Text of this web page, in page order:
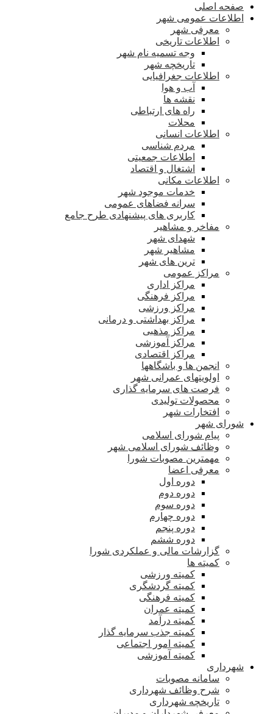
صفحه اصلی
اطلاعات عمومی شهر
معرفی شهر
اطلاعات تاریخی
وجه تسمیه نام شهر
تاریخچه شهر
اطلاعات جغرافیایی
آب و هوا
نقشه ها
راه های ارتباطی
محلات
اطلاعات انسانی
مردم شناسی
اطلاعات جمعیتی
اشتغال و اقتصاد
اطلاعات مکانی
خدمات موجود شهر
سرانه فضاهای عمومی
کاربری های پیشنهادی طرح جامع
مفاخر و مشاهیر
شهدای شهر
مشاهیر شهر
ترین های شهر
مراکز عمومی
مراکز اداری
مراکز فرهنگی
مراکز ورزشی
مراکز بهداشتی و درمانی
مراکز مذهبی
مراکز آموزشی
مراکز اقتصادی
انجمن ها و باشگاهها
اولویتهای عمرانی شهر
فرصت های سرمایه گذاری
محصولات تولیدی
افتخارات شهر
شورای شهر
پیام شورای اسلامی
وظائف شورای اسلامی شهر
مهمترین مصوبات شورا
معرفی اعضا
دوره اول
دوره دوم
دوره سوم
دوره چهارم
دوره پنجم
دوره ششم
گزارشات مالی و عملکردی شورا
کمیته ها
کمیته ورزشی
کمیته گردشگری
کمیته فرهنگی
کمیته عمران
کمیته درآمد
کمیته جذب سرمایه گذار
کمیته امور اجتماعی
کمیته آموزشی
شهرداری
سامانه مصوبات
شرح وظائف شهرداری
تاریخچه شهرداری